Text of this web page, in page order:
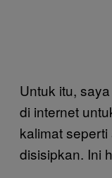
Untuk itu,
di internet
kalimat seperti
disisipkan. Ini